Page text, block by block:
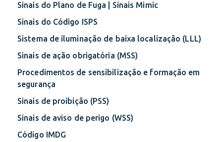
Sinais do Plano de Fuga | Sinais Mimic
Sinais do Código ISPS
Sistema de iluminação de baixa localização (LLL)
Sinais de ação obrigatória (MSS)
Procedimentos de sensibilização e formação em
segurança
Sinais de proibição (PSS)
Sinais de aviso de perigo (WSS)
Código IMDG